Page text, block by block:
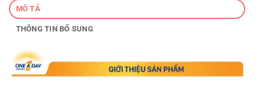
MÔ TẢ
THÔNG TIN BỔ SUNG